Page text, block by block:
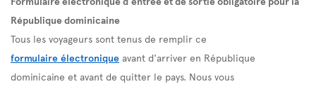
République dominicaine
Tous les voyageurs sont tenus de remplir ce
formulaire électronique avant d'arriver en République
dominicaine et avant de quitter le pays. Nous vous